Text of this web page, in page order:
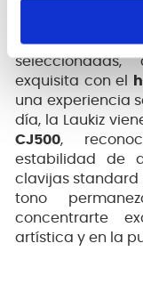
La elegancia
resalta la
seleccionadas,
exquisita con el
una experiencia
día, la Laukiz
CJ500,
estabilidad de
clavijas standard
tono
concentrarte
artística y en la